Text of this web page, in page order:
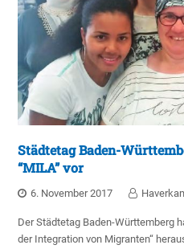
Städtetag Baden-
“MILA” vor
6. November 2017
Der Städtetag Baden-Württemberg
der Integration von Migranten“